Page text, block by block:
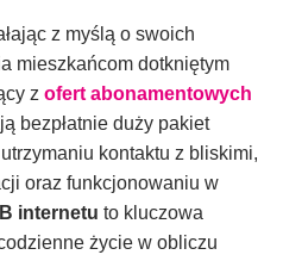
z myślą o swoich
mieszkańcom dotkniętym
z ofert abonamentowych
bezpłatnie duży pakiet
kontaktu z bliskimi,
oraz funkcjonowaniu w
internetu to kluczowa
życie w obliczu